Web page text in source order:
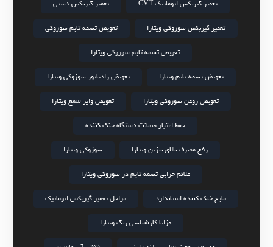
تعمیر گیربکس اتوماتیک CVT تعمیر گیربکس دستی
تعمیر گیربکس سوزوکی ویتارا تعویض تسمه تایم سوزوکی
تعویض تسمه تایم سوزوکی ویتارا
تعویض تسمه تایم ویتارا تعویض رادیاتور سوزوکی ویتارا
تعویض روغن سوزوکی ویتارا تعویض وایر شمع ویتارا
حفظ اعتبار ضمانت دستگاه خنک کننده
رفع مصرف بالای بنزین ویتارا سوزوکی ویتارا
علائم خرابی تسمه تایم در سوزوکی ویتارا
مایع خنک کننده استاندارد مراحل تعمیر گیربکس اتوماتیک
مزایا کارشناسی رنگ ویتارا